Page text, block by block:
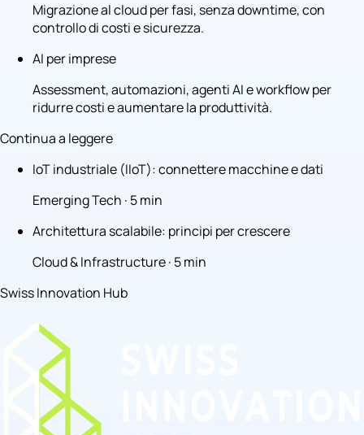
Migrazione al cloud per fasi, senza downtime, con
controllo di costi e sicurezza.
AI per imprese
Assessment, automazioni, agenti AI e workflow per
ridurre costi e aumentare la produttività.
Continua a leggere
IoT industriale (IIoT): connettere macchine e dati
Emerging Tech · 5 min
Architettura scalabile: principi per crescere
Cloud & Infrastructure · 5 min
Swiss Innovation Hub